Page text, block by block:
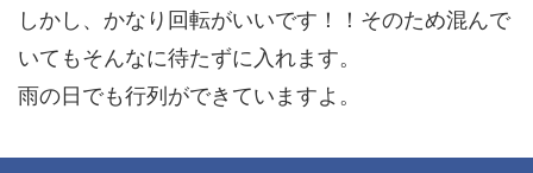
しかし、 かなり回転がいいです ！！そのため混んで
いてもそんなに待たずに入れます。
雨の日でも行列ができていますよ。